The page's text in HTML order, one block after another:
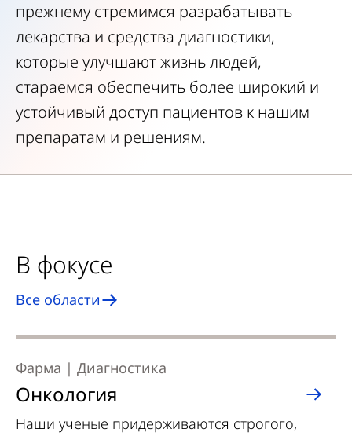
прежнему стремимся разрабатывать
лекарства и средства диагностики,
которые улучшают жизнь людей,
стараемся обеспечить более широкий и
устойчивый доступ пациентов к нашим
препаратам и решениям.
В фокусе
Все области
Онкология
Фарма | Диагностика
Наши ученые придерживаются строгого,